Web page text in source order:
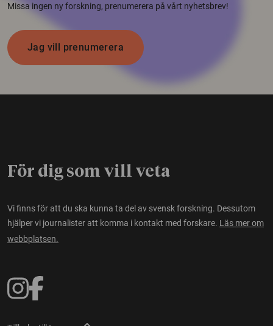
Missa ingen ny forskning, prenumerera på vårt nyhetsbrev!
Jag vill prenumerera
För dig som vill veta
Vi finns för att du ska kunna ta del av svensk forskning. Dessutom
hjälper vi journalister att komma i kontakt med forskare. Läs mer om
webbplatsen.